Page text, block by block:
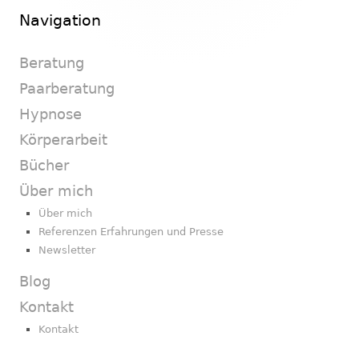
Navigation
Beratung
Paarberatung
Hypnose
Körperarbeit
Bücher
Über mich
Über mich
Referenzen Erfahrungen und Presse
Newsletter
Blog
Kontakt
Kontakt